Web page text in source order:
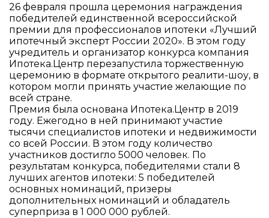
26 февраля прошла церемония награждения
победителей единственной всероссийской
премии для профессионалов ипотеки «Лучший
ипотечный эксперт России 2020». В этом году
учредитель и организатор конкурса компания
Ипотека.Центр перезапустила торжественную
церемонию в формате открытого реалити-шоу, в
котором могли принять участие желающие по
всей стране.
Премия была основана Ипотека.Центр в 2019
году. Ежегодно в ней принимают участие
тысячи специалистов ипотеки и недвижимости
со всей России. В этом году количество
участников достигло 5000 человек. По
результатам конкурса, победителями стали 8
лучших агентов ипотеки: 5 победителей
основных номинаций, призеры
дополнительных номинаций и обладатель
суперприза в 1 000 000 рублей.